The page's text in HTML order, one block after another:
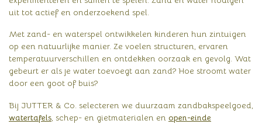
uit tot actief en onderzoekend spel.
Met zand- en waterspel ontwikkelen kinderen hun zintuigen
op een natuurlijke manier. Ze voelen structuren, ervaren
temperatuurverschillen en ontdekken oorzaak en gevolg. Wat
gebeurt er als je water toevoegt aan zand? Hoe stroomt water
door een goot of buis?
Bij JUTTER & Co. selecteren we duurzaam zandbakspeelgoed,
watertafels, schep- en gietmaterialen en open-einde